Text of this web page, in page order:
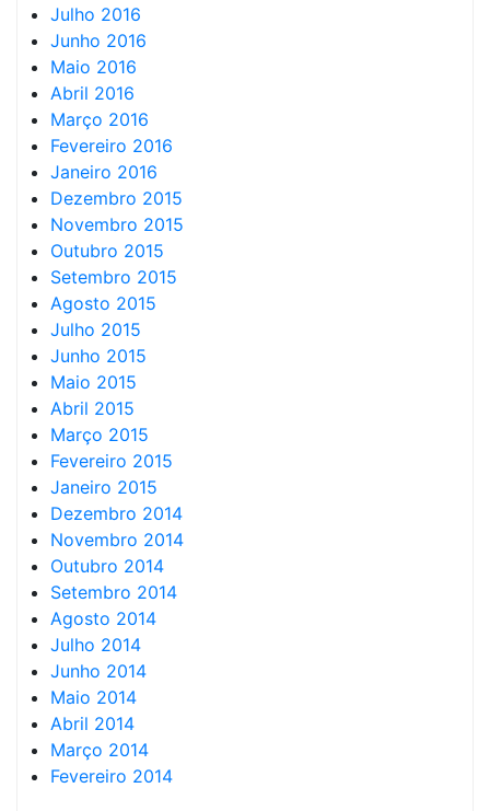
Julho 2016
Junho 2016
Maio 2016
Abril 2016
Março 2016
Fevereiro 2016
Janeiro 2016
Dezembro 2015
Novembro 2015
Outubro 2015
Setembro 2015
Agosto 2015
Julho 2015
Junho 2015
Maio 2015
Abril 2015
Março 2015
Fevereiro 2015
Janeiro 2015
Dezembro 2014
Novembro 2014
Outubro 2014
Setembro 2014
Agosto 2014
Julho 2014
Junho 2014
Maio 2014
Abril 2014
Março 2014
Fevereiro 2014